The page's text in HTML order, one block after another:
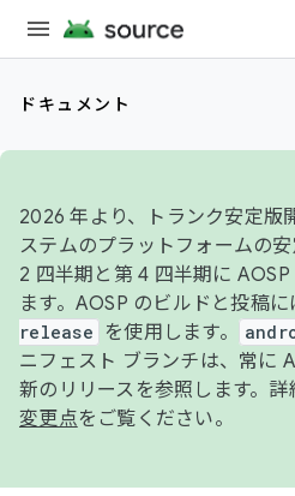
ドキュメント
2026 年より、トランク安定版
ステムのプラットフォームの
2 四半期と第 4 四半期に
ます。AOSP のビルドと投稿に
release
を使用します。
ニフェスト ブランチは、常に
新のリリースを参照します。
変更点をご覧ください。